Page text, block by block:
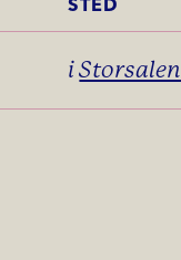
STED
iStorsalen